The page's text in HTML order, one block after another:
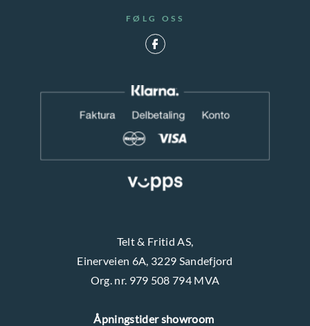
FØLG OSS
Telt & Fritid AS,
Einerveien 6A, 3229 Sandefjord
Org. nr. 979 508 794 MVA
Åpningstider showroom